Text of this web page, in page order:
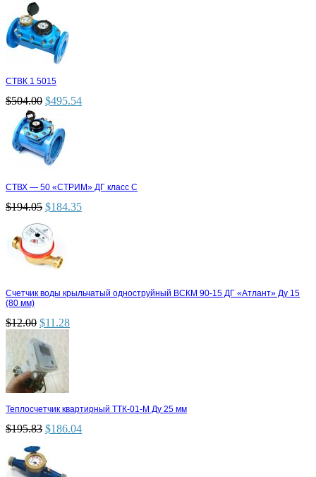
СТВК 1 5015
$504.00 $495.54
СТВХ — 50 «СТРИМ» ДГ класс С
$194.05 $184.35
Счетчик воды крыльчатый одноструйный ВСКМ 90-15 ДГ «Атлант» Ду 15
(80 мм)
$12.00 $11.28
Теплосчетчик квартирный ТТК-01-М Ду 25 мм
$195.83 $186.04